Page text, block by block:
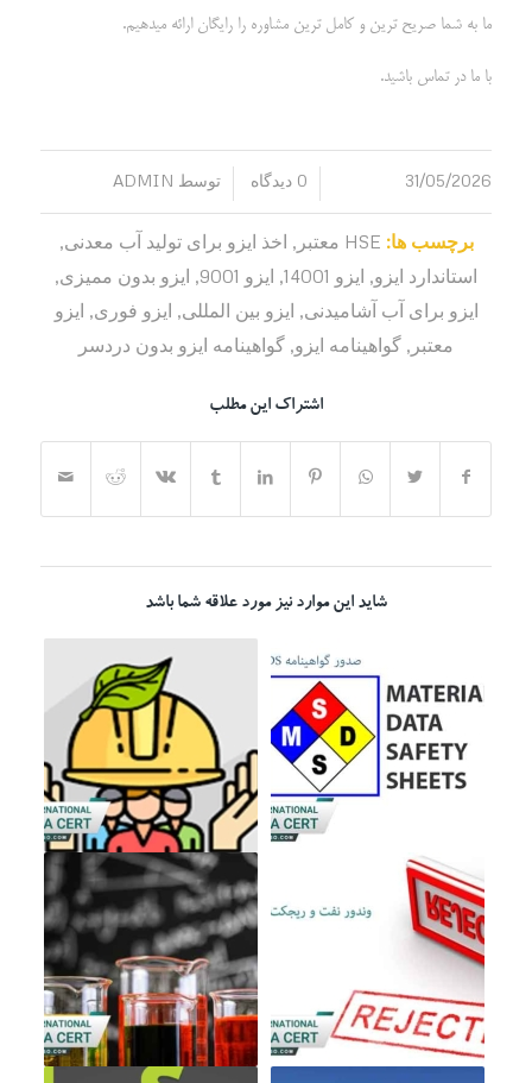
ما به شما صریح ترین و کامل ترین مشاوره را رایگان ارائه میدهیم.
با ما در تماس باشید.
31/05/2026 0 دیدگاه توسط ADMIN
برچسب ها: HSE معتبر , اخذ ایزو برای تولید آب معدنی,
استاندارد ایزو, ایزو 14001 , ایزو 9001 , ایزو بدون ممیزی,
ایزو برای آب آشامیدنی, ایزو بین المللی, ایزو فوری, ایزو
معتبر , گواهینامه ایزو, گواهینامه ایزو بدون دردسر
اشتراک این مطلب
شاید این موارد نیز مورد علاقه شما باشد